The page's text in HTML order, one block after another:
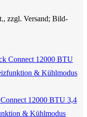
zzgl. Versand; Bild-
12000 BTU 3,4
& Kühlmodus